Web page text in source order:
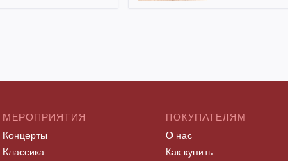
МЕРОПРИЯТИЯ
Концерты
Классика
ПОКУПАТЕЛЯМ
О нас
Как купить